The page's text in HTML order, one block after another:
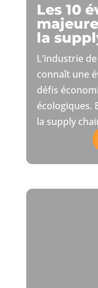
Les 10
la
L’industrie
connaît une
défis
écologiques.
la supply